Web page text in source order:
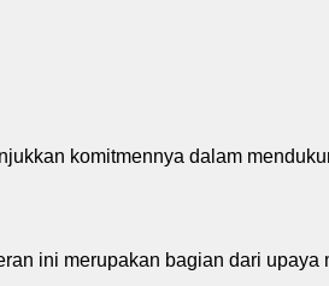
komitmennya dalam
ini merupakan bagian dari upaya